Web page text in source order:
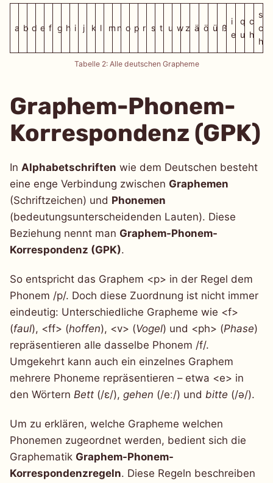
a b d e f g h i j k l m n o p r s t u w z ä ö ü ß
i
e
q
u
c
h
s
c
h
Tabelle 2: Alle deutschen Grapheme
Graphem-Phonem-
Korrespondenz (GPK)
In Alphabetschriften wie dem Deutschen besteht
eine enge Verbindung zwischen Graphemen
(Schriftzeichen) und Phonemen
(bedeutungsunterscheidenden Lauten). Diese
Beziehung nennt man Graphem-Phonem-
Korrespondenz (GPK).
So entspricht das Graphem <p> in der Regel dem
Phonem /p/. Doch diese Zuordnung ist nicht immer
eindeutig: Unterschiedliche Grapheme wie <f>
(faul), <ff> (hoffen), <v> (Vogel) und <ph> (Phase)
repräsentieren alle dasselbe Phonem /f/.
Umgekehrt kann auch ein einzelnes Graphem
mehrere Phoneme repräsentieren – etwa <e> in
den Wörtern Bett (/ɛ/), gehen (/eː/) und bitte (/ə/).
Um zu erklären, welche Grapheme welchen
Phonemen zugeordnet werden, bedient sich die
Graphematik Graphem-Phonem-
Korrespondenzregeln. Diese Regeln beschreiben